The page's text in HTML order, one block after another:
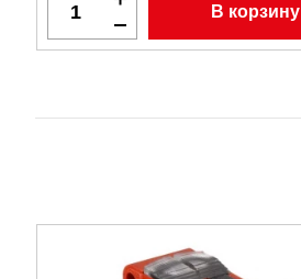
В корзину